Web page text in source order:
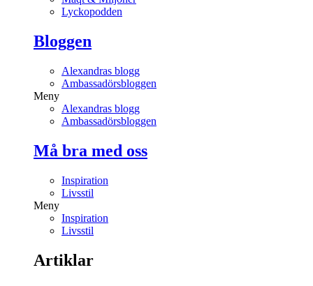
Lyckopodden
Bloggen
Alexandras blogg
Ambassadörsbloggen
Meny
Alexandras blogg
Ambassadörsbloggen
Må bra med oss
Inspiration
Livsstil
Meny
Inspiration
Livsstil
Artiklar